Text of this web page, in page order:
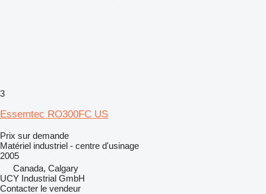
3
Essemtec RO300FC US
Prix sur demande
Matériel industriel - centre d'usinage
2005
Canada, Calgary
UCY Industrial GmbH
Contacter le vendeur